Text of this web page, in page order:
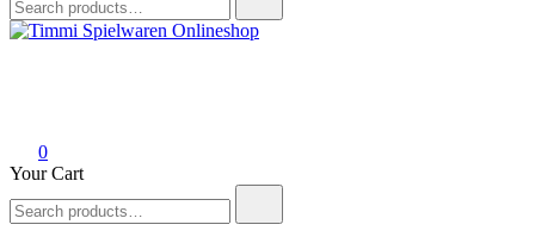
for:
0
Your Cart
for: